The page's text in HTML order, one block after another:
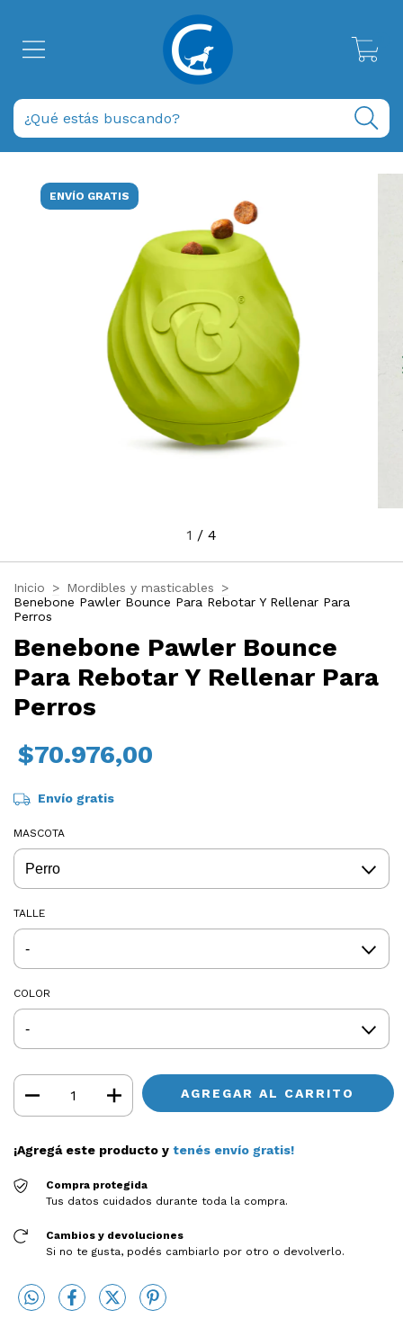
ENVÍO GRATIS
1 / 4
Inicio > Mordibles y masticables
>
Benebone Pawler Bounce Para Rebotar Y Rellenar Para
Perros
Benebone Pawler Bounce
Para Rebotar Y Rellenar Para
Perros
$70.976,00
Envío gratis
MASCOTA
TALLE
COLOR
¡Agregá este producto y tenés envío gratis!
Compra protegida
Tus datos cuidados durante toda la compra.
Cambios y devoluciones
Si no te gusta, podés cambiarlo por otro o devolverlo.